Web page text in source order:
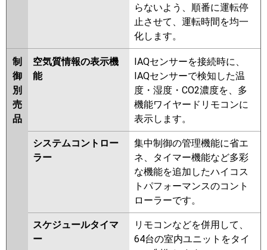
らないよう、順番に運転停
止させて、運転時間を均一
化します。
制
御
別
売
品
空気質情報の表示機
能
IAQセンサーを接続時に、
IAQセンサーで検知した温
度・湿度・CO2濃度を、多
機能ワイヤードリモコンに
表示します。
システムコントロー
ラー
集中制御の管理機能に省エ
ネ、タイマー機能など多彩
な機能を追加したハイコス
トパフォーマンスのコント
ローラーです。
スケジュールタイマ
ー
リモコンなどを併用して、
64台の室内ユニットをタイ